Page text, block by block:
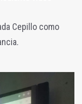
Cepillo como